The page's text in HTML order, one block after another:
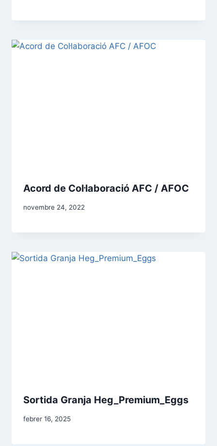
Acord de Col·laboració AFC / AFOC
novembre 24, 2022
Sortida Granja Heg_Premium_Eggs
febrer 16, 2025